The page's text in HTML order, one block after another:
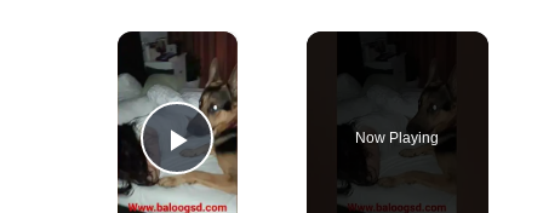
×
Play Video
Now Playing